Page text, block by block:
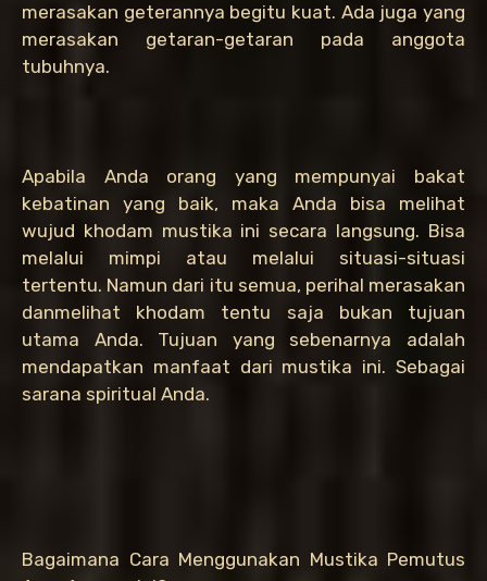
merasakan geterannya begitu kuat. Ada juga yang
merasakan getaran-getaran pada anggota
tubuhnya.
Apabila Anda orang yang mempunyai bakat
kebatinan yang baik, maka Anda bisa melihat
wujud khodam mustika ini secara langsung. Bisa
melalui mimpi atau melalui situasi-situasi
tertentu. Namun dari itu semua, perihal merasakan
danmelihat khodam tentu saja bukan tujuan
utama Anda. Tujuan yang sebenarnya adalah
mendapatkan manfaat dari mustika ini. Sebagai
sarana spiritual Anda.
Bagaimana Cara Menggunakan Mustika Pemutus